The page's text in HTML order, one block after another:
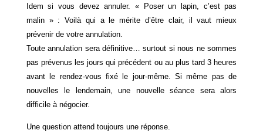
Idem si vous devez annuler. « Poser un lapin, c’est pas
malin » : Voilà qui a le mérite d’être clair, il vaut mieux
prévenir de votre annulation.
Toute annulation sera définitive… surtout si nous ne sommes
pas prévenus les jours qui précédent ou au plus tard 3 heures
avant le rendez-vous fixé le jour-même. Si même pas de
nouvelles le lendemain, une nouvelle séance sera alors
difficile à négocier.
Une question attend toujours une réponse.